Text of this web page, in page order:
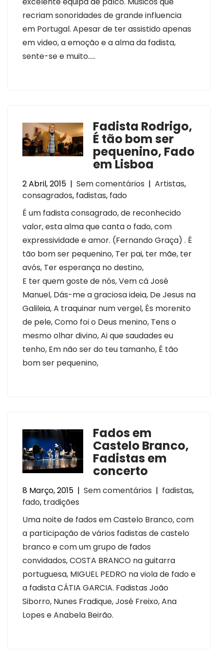
recriam sonoridades de grande influencia
em Portugal. Apesar de ter assistido apenas
em video, a emoção e a alma da fadista,
sente-se e muito…..
Fadista Rodrigo,
É tão bom ser
pequenino, Fado
em Lisboa
2 Abril, 2015 | Sem comentários | Artistas,
consagrados, fadistas, fado
É um fadista consagrado, de reconhecido
valor, esta alma que canta o fado, com
expressividade e amor. (Fernando Graça) . É
tão bom ser pequenino, Ter pai, ter mãe, ter
avós, Ter esperança no destino,
E ter quem goste de nós, Vem cá José
Manuel, Dás-me a graciosa ideia, De Jesus na
Galileia, A traquinar num vergel, És morenito
de pele, Como foi o Deus menino, Tens o
mesmo olhar divino, Ai que saudades eu
tenho, Em não ser do teu tamanho, É tão
bom ser pequenino,
Fados em
Castelo Branco,
Fadistas em
concerto
8 Março, 2015 | Sem comentários | fadistas,
fado, tradições
Uma noite de fados em Castelo Branco, com
a participação de vários fadistas de castelo
branco e com um grupo de fados
convidados, COSTA BRANCO na guitarra
portuguesa, MIGUEL PEDRO na viola de fado e
a fadista CÁTIA GARCIA. Fadistas João
Siborro, Nunes Fradique, José Freixo, Ana
Lopes e Anabela Beirão.